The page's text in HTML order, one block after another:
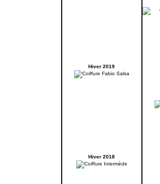
Hiver 2019
Hiver 2018